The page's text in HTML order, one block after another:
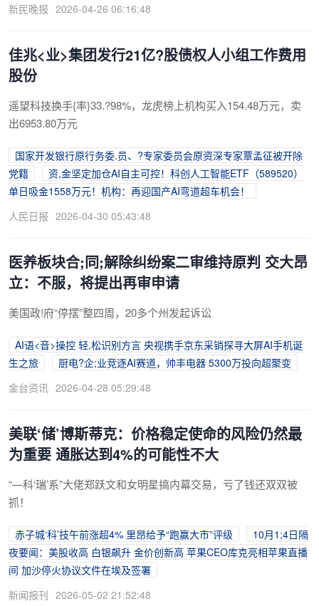
新民晚报 2026-04-26 06:16:48
佳兆<业>集团发行21亿?股债权人小组工作费用
股份
遥望科技换手{率}33.?98%，龙虎榜上机构买入154.48万元，卖
出6953.80万元
国家开发银行原行务委.员、?专家委员会原资深专家覃孟征被开除
党籍
资,金坚定加仓AI自主可控！科创人工智能ETF（589520）
单日吸金1558万元！机构：再迎国产AI弯道超车机会！
人民日报 2026-04-30 05:43:48
医养板块合;同;解除纠纷案二审维持原判 交大昂
立：不服，将提出再审申请
美国政!府“停摆”整四周，20多个州发起诉讼
AI语<音>操控 轻,松识别方言 央视携手京东采销探寻大屏AI手机诞
生之旅
厨电?企;业竞逐AI赛道，帅丰电器 5300万投向超聚变
金台资讯 2026-04-28 05:29:48
美联‘储’博斯蒂克：价格稳定使命的风险仍然最
为重要 通胀达到4%的可能性不大
“—科‘瑞’系”大佬郑跃文和女明星搞内幕交易，亏了钱还双双被
抓！
赤子城‘科’技午前涨超4% 里昂给予“跑赢大市”评级
10月1;4日隔
夜要闻：美股收高 白银飙升 金价创新高 苹果CEO库克亮相苹果直播
间 加沙停火协议文件在埃及签署
新闻报刊 2026-05-02 21:52:48